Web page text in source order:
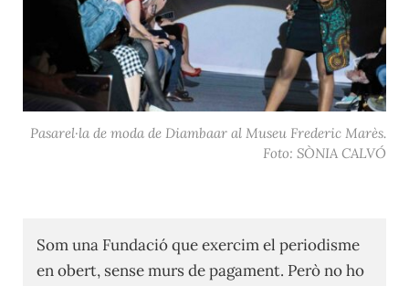
Pasarel·la de moda de Diambaar al Museu Frederic Marès.
Foto: SÒNIA CALVÓ
Som una Fundació que exercim el periodisme
en obert, sense murs de pagament. Però no ho